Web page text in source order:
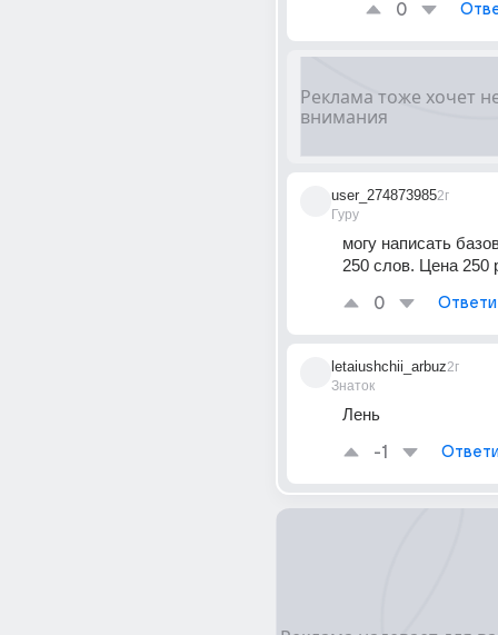
0
user_274873985
Гуру
2г
могу написать
250 слов. Цена 250
0
letaiushchii_arbuz
Знаток
2г
Лень
-1